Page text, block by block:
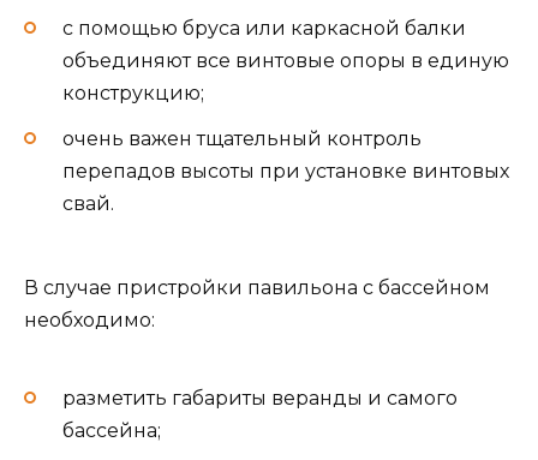
с помощью бруса или каркасной балки
объединяют все винтовые опоры в единую
конструкцию;
очень важен тщательный контроль
перепадов высоты при установке винтовых
свай.
В случае пристройки павильона с бассейном
необходимо:
разметить габариты веранды и самого
бассейна;